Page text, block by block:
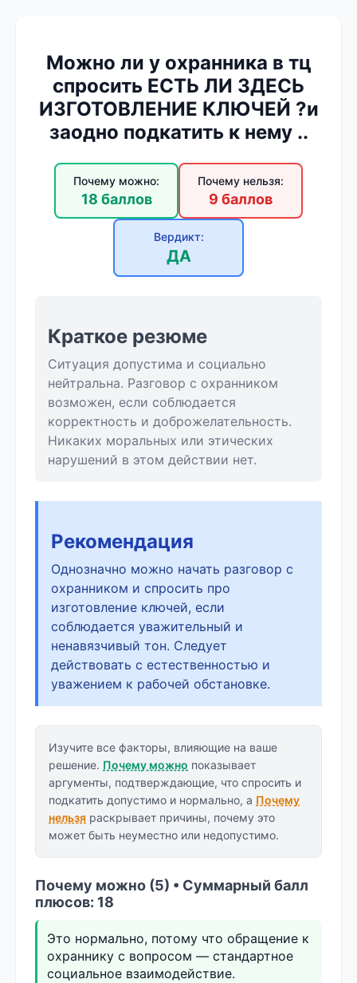
Можно ли у охранника в тц
спросить ЕСТЬ ЛИ ЗДЕСЬ
ИЗГОТОВЛЕНИЕ КЛЮЧЕЙ ?и
заодно подкатить к нему ..
Почему можно:
18 баллов
Почему нельзя:
9 баллов
Вердикт:
ДА
Краткое резюме
Ситуация допустима и социально
нейтральна. Разговор с охранником
возможен, если соблюдается
корректность и доброжелательность.
Никаких моральных или этических
нарушений в этом действии нет.
Рекомендация
Однозначно можно начать разговор с
охранником и спросить про
изготовление ключей, если
соблюдается уважительный и
ненавязчивый тон. Следует
действовать с естественностью и
уважением к рабочей обстановке.
Изучите все факторы, влияющие на ваше
решение. Почему можно показывает
аргументы, подтверждающие, что спросить и
подкатить допустимо и нормально, а Почему
нельзя раскрывает причины, почему это
может быть неуместно или недопустимо.
Почему можно (5) • Суммарный балл
плюсов: 18
Это нормально, потому что обращение к
охраннику с вопросом — стандартное
социальное взаимодействие.